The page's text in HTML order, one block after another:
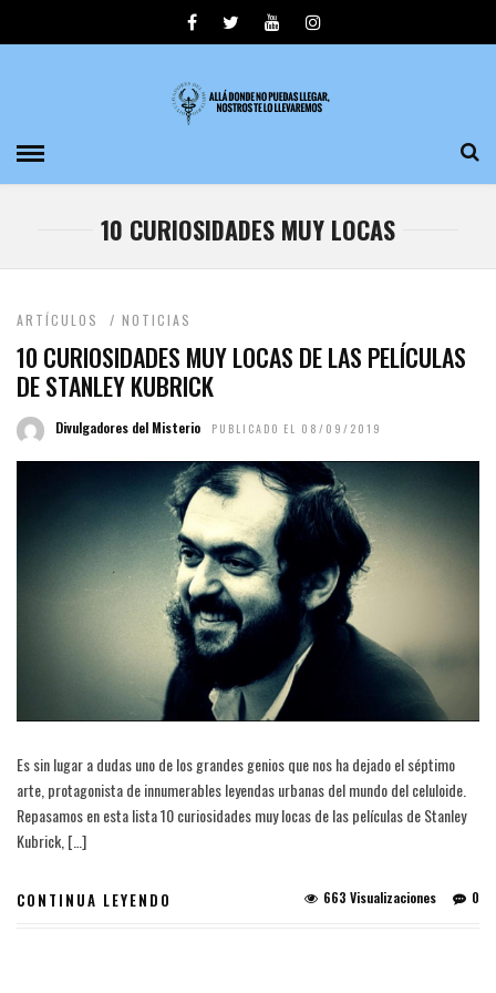
10 CURIOSIDADES MUY LOCAS
ARTÍCULOS / NOTICIAS
10 CURIOSIDADES MUY LOCAS DE LAS PELÍCULAS
DE STANLEY KUBRICK
Divulgadores del Misterio PUBLICADO EL 08/09/2019
Es sin lugar a dudas uno de los grandes genios que nos ha dejado el séptimo
arte, protagonista de innumerables leyendas urbanas del mundo del celuloide.
Repasamos en esta lista 10 curiosidades muy locas de las películas de Stanley
Kubrick, […]
CONTINUA LEYENDO 0
663 Visualizaciones